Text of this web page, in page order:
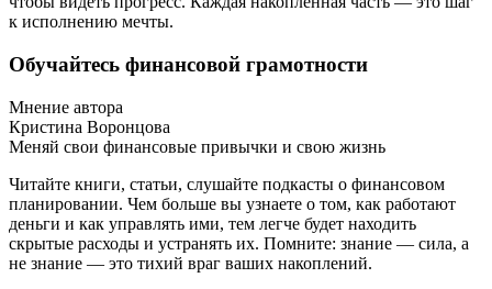
к исполнению мечты.
Обучайтесь финансовой грамотности
Мнение автора
Кристина Воронцова
Меняй свои финансовые привычки и свою жизнь
Читайте книги, статьи, слушайте подкасты о финансовом
планировании. Чем больше вы узнаете о том, как работают
деньги и как управлять ими, тем легче будет находить
скрытые расходы и устранять их. Помните: знание — сила, а
не знание — это тихий враг ваших накоплений.